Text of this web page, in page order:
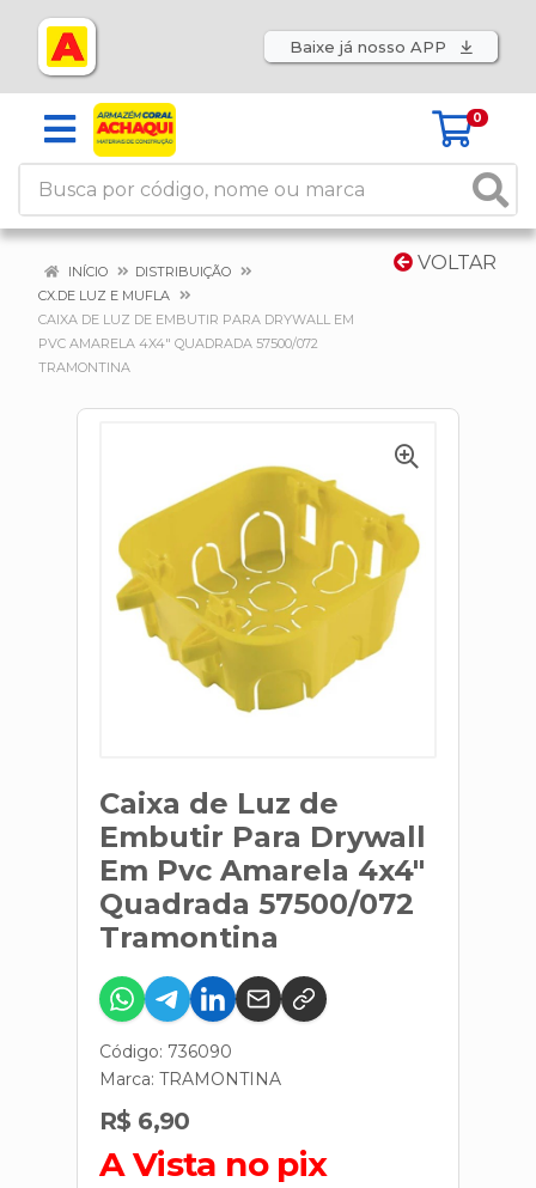
Baixe já nosso APP
0
VOLTAR
INÍCIO
DISTRIBUIÇÃO
CX.DE LUZ E MUFLA
CAIXA DE LUZ DE EMBUTIR PARA DRYWALL EM
PVC AMARELA 4X4" QUADRADA 57500/072
TRAMONTINA
Caixa de Luz de
Embutir Para Drywall
Em Pvc Amarela 4x4"
Quadrada 57500/072
Tramontina
Código: 736090
Marca: TRAMONTINA
R$ 6,90
A Vista no pix